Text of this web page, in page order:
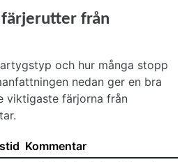
från
och hur många stopp
nedan ger en bra
viktigaste färjorna från
Kommentar